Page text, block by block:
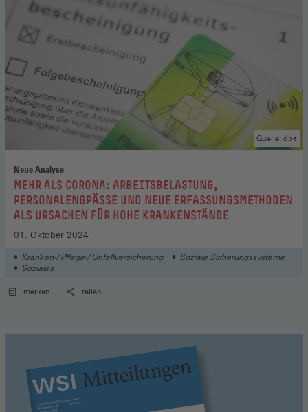
Neue Analyse
:MEHR ALS CORONA: ARBEITSBELASTUNG,
PERSONALENGPÄSSE UND NEUE ERFASSUNGSMETHODEN
ALS URSACHEN FÜR HOHE KRANKENSTÄNDE
Quelle: dpa
01. Oktober 2024
Kranken-/ Pflege-/ Unfallversicherung
Soziale Sicherungssysteme
Soziales
merken teilen